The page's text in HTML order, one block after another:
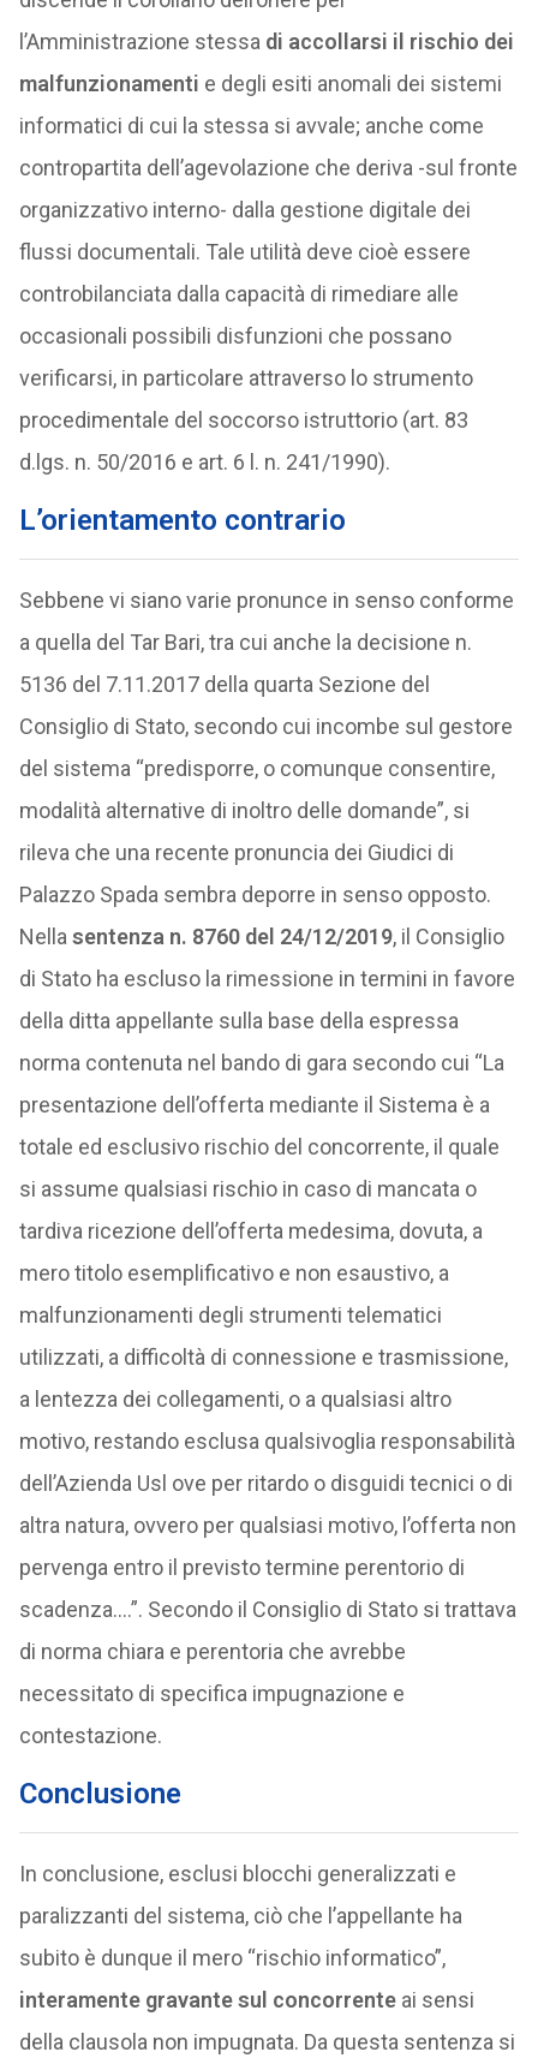
l’Amministrazione stessa di accollarsi il rischio dei
malfunzionamenti e degli esiti anomali dei sistemi
informatici di cui la stessa si avvale; anche come
contropartita dell’agevolazione che deriva -sul fronte
organizzativo interno- dalla gestione digitale dei
flussi documentali. Tale utilità deve cioè essere
controbilanciata dalla capacità di rimediare alle
occasionali possibili disfunzioni che possano
verificarsi, in particolare attraverso lo strumento
procedimentale del soccorso istruttorio (art. 83
d.lgs. n. 50/2016 e art. 6 l. n. 241/1990).
L’orientamento contrario
Sebbene vi siano varie pronunce in senso conforme
a quella del Tar Bari, tra cui anche la decisione n.
5136 del 7.11.2017 della quarta Sezione del
Consiglio di Stato, secondo cui incombe sul gestore
del sistema “predisporre, o comunque consentire,
modalità alternative di inoltro delle domande”, si
rileva che una recente pronuncia dei Giudici di
Palazzo Spada sembra deporre in senso opposto.
Nella sentenza n. 8760 del 24/12/2019, il Consiglio
di Stato ha escluso la rimessione in termini in favore
della ditta appellante sulla base della espressa
norma contenuta nel bando di gara secondo cui “La
presentazione dell’offerta mediante il Sistema è a
totale ed esclusivo rischio del concorrente, il quale
si assume qualsiasi rischio in caso di mancata o
tardiva ricezione dell’offerta medesima, dovuta, a
mero titolo esemplificativo e non esaustivo, a
malfunzionamenti degli strumenti telematici
utilizzati, a difficoltà di connessione e trasmissione,
a lentezza dei collegamenti, o a qualsiasi altro
motivo, restando esclusa qualsivoglia responsabilità
dell’Azienda Usl ove per ritardo o disguidi tecnici o di
altra natura, ovvero per qualsiasi motivo, l’offerta non
pervenga entro il previsto termine perentorio di
scadenza….”. Secondo il Consiglio di Stato si trattava
di norma chiara e perentoria che avrebbe
necessitato di specifica impugnazione e
contestazione.
Conclusione
In conclusione, esclusi blocchi generalizzati e
paralizzanti del sistema, ciò che l’appellante ha
subito è dunque il mero “rischio informatico”,
interamente gravante sul concorrenteai sensi
della clausola non impugnata. Da questa sentenza si